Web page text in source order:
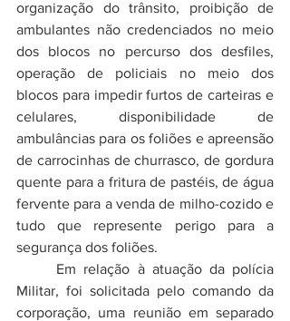
organização do trânsito, proibição de
ambulantes não credenciados no meio
dos blocos no percurso dos desfiles,
operação de policiais no meio dos
blocos para impedir furtos de carteiras e
celulares, disponibilidade de
ambulâncias para os foliões e apreensão
de carrocinhas de churrasco, de gordura
quente para a fritura de pastéis, de água
fervente para a venda de milho-cozido e
tudo que represente perigo para a
segurança dos foliões.
Militar, foi solicitada pelo comando da
corporação, uma reunião em separado